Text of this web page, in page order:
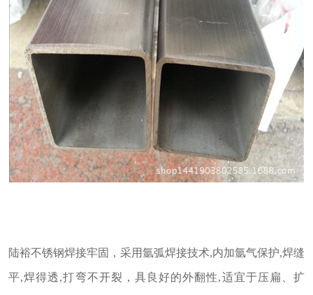
陆裕不锈钢焊接牢固，采用氩弧焊接技术,内加氩气保护,焊缝
平,焊得透,打弯不开裂，具良好的外翻性,适宜于压扁、扩